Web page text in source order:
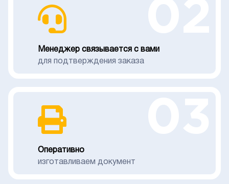
Менеджер связывается с вами
для подтверждения заказа
Оперативно
изготавливаем документ